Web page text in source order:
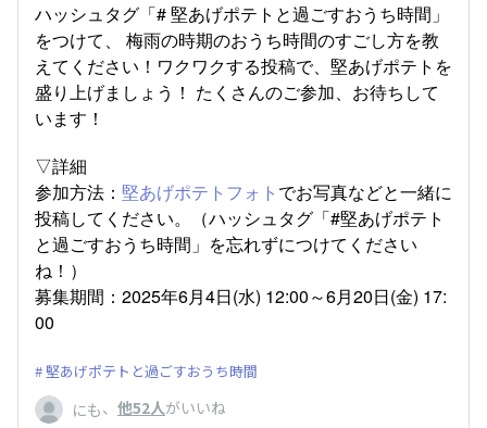
ハッシュタグ「# 堅あげポテトと過ごすおうち時間」
をつけて、 梅雨の時期のおうち時間のすごし方を教
えてください！ワクワクする投稿で、堅あげポテトを
盛り上げましょう！ たくさんのご参加、お待ちして
います！
▽詳細
参加方法： 堅あげポテトフォト でお写真などと一緒に
投稿してください。（ハッシュタグ「#堅あげポテト
と過ごすおうち時間」を忘れずにつけてください
ね！）
募集期間：2025年6月4日(水) 12:00～6月20日(金) 17:
00
堅あげポテトと過ごすおうち時間
にも、 他52人がいいね